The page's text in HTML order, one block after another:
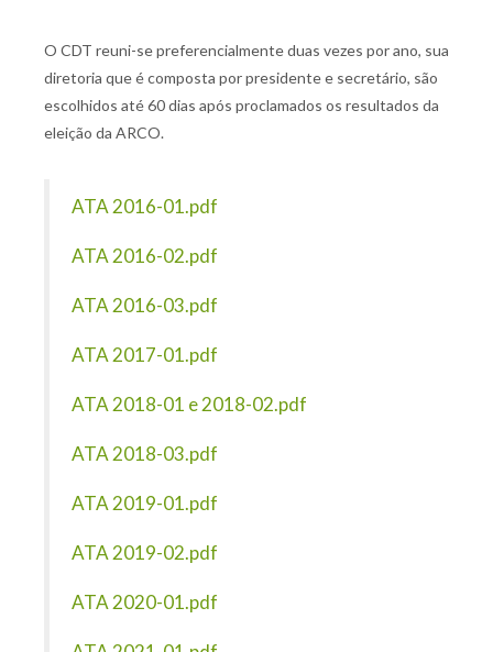
O CDT reuni-se preferencialmente duas vezes por ano, sua
diretoria que é composta por presidente e secretário, são
escolhidos até 60 dias após proclamados os resultados da
eleição da ARCO.
ATA 2016-01.pdf
ATA 2016-02.pdf
ATA 2016-03.pdf
ATA 2017-01.pdf
ATA 2018-01 e 2018-02.pdf
ATA 2018-03.pdf
ATA 2019-01.pdf
ATA 2019-02.pdf
ATA 2020-01.pdf